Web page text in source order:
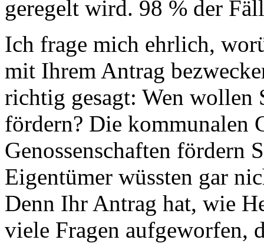
geregelt wird. 98 % der
Ich frage mich ehrlich,
mit Ihrem Antrag
richtig gesagt: Wen wollen
fördern? Die kommunalen
Genossenschaften fördern
Eigentümer wüssten gar
Denn Ihr Antrag hat, wie
viele Fragen aufgeworfen,